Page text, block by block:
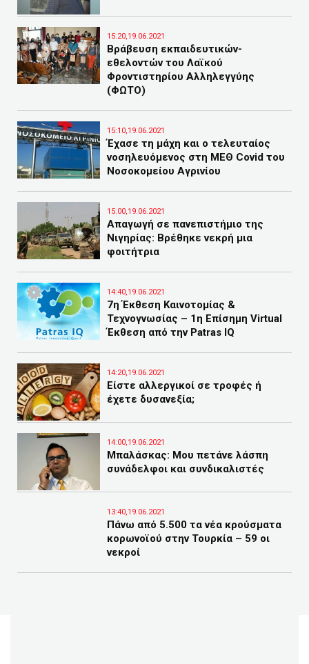
15:20,19.06.2021
Βράβευση εκπαιδευτικών-
εθελοντών του Λαϊκού
Φροντιστηρίου Αλληλεγγύης
(ΦΩΤΟ)
15:10,19.06.2021
Έχασε τη μάχη και ο τελευταίος
νοσηλευόμενος στη ΜΕΘ Covid του
Νοσοκομείου Αγρινίου
15:00,19.06.2021
Απαγωγή σε πανεπιστήμιο της
Νιγηρίας: Βρέθηκε νεκρή μια
φοιτήτρια
14:40,19.06.2021
7η Έκθεση Καινοτομίας &
Τεχνογνωσίας – 1η Επίσημη Virtual
Έκθεση από την Patras IQ
14:20,19.06.2021
Είστε αλλεργικοί σε τροφές ή
έχετε δυσανεξία;
14:00,19.06.2021
Μπαλάσκας: Μου πετάνε λάσπη
συνάδελφοι και συνδικαλιστές
13:40,19.06.2021
Πάνω από 5.500 τα νέα κρούσματα
κορωνοϊού στην Τουρκία – 59 οι
νεκροί